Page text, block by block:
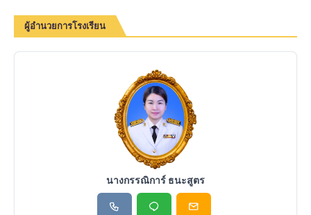
ผู้อำนวยการโรงเรียน
นางกรรณิการ์ ธนะสูตร